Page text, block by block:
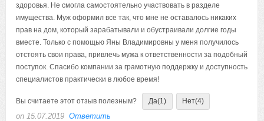
здоровья. Не смогла самостоятельно участвовать в разделе
имущества. Муж оформил все так, что мне не оставалось никаких
прав на дом, который зарабатывали и обустраивали долгие годы
вместе. Только с помощью Яны Владимировны у меня получилось
отстоять свои права, привлечь мужа к ответственности за подобный
поступок. Спасибо компании за грамотную поддержку и доступность
специалистов практически в любое время!
Вы считаете этот отзыв полезным? Да(1) Нет(4)
on 15.07.2019 Ответить